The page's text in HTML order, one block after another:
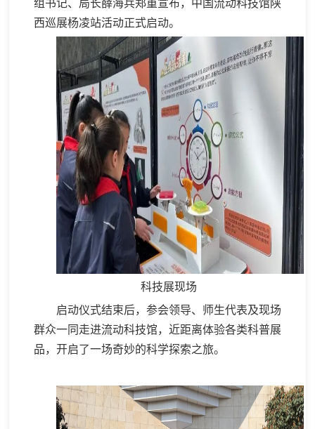
组书记、局长薛海兵郑重宣布，中国流动科技馆陕
西巡展杨凌站活动正式启动。
科技展现场
启动仪式结束后，参会领导、师生代表及现场
群众一同走进流动科技馆，近距离体验各类科普展
品，开启了一场奇妙的科学探索之旅。